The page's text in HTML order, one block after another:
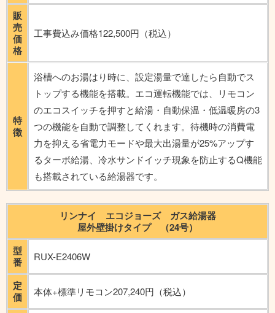
販
売
価
格
工事費込み価格122,500円（税込）
特
徴
浴槽へのお湯はり時に、設定湯量で達したら自動でス
トップする機能を搭載。エコ運転機能では、リモコン
のエコスイッチを押すと給湯・自動保温・低温暖房の3
つの機能を自動で調整してくれます。待機時の消費電
力を抑える省電力モードや最大出湯量が25%アップす
るターボ給湯、冷水サンドイッチ現象を防止するQ機能
も搭載されている給湯器です。
リンナイ エコジョーズ ガス給湯器
屋外壁掛けタイプ （24号）
型
番
RUX-E2406W
定
価
本体+標準リモコン207,240円（税込）